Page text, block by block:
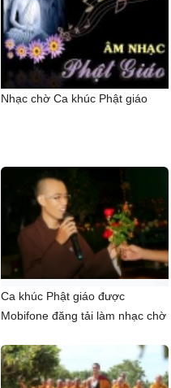
Nhạc chờ Ca khúc Phật giáo
Ca khúc Phật giáo được
Mobifone đăng tải làm nhạc chờ